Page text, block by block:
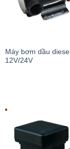
Máy bơm dầu
12V/24V